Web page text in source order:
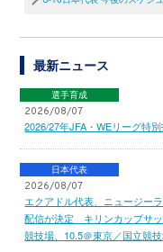
最新ニュース
選手育成
2026/08/07
2026/27年JFA・WEリーグ特
日本代表
2026/08/07
エクアドル代表、ニュージー
配信が決定 キリンカップサ
競技場、10.5＠東京／国立競